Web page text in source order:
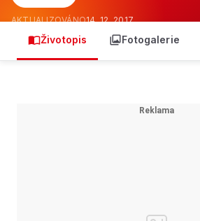
AKTUALIZOVÁNO14. 12. 2017
Životopis Fotogalerie